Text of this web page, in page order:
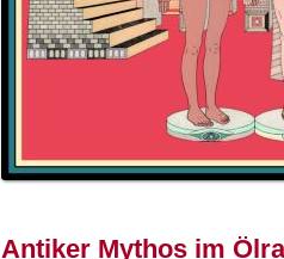
Antiker Mythos im